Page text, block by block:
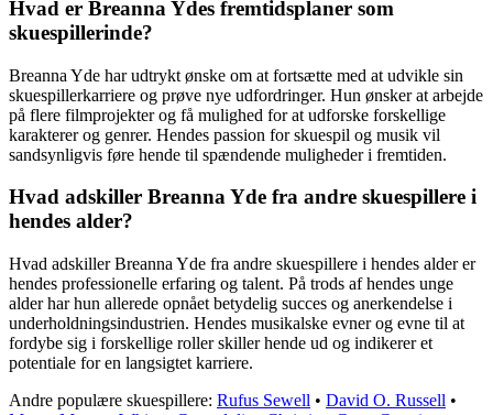
Hvad er Breanna Ydes fremtidsplaner som
skuespillerinde?
Breanna Yde har udtrykt ønske om at fortsætte med at udvikle sin
skuespillerkarriere og prøve nye udfordringer. Hun ønsker at arbejde
på flere filmprojekter og få mulighed for at udforske forskellige
karakterer og genrer. Hendes passion for skuespil og musik vil
sandsynligvis føre hende til spændende muligheder i fremtiden.
Hvad adskiller Breanna Yde fra andre skuespillere i
hendes alder?
Hvad adskiller Breanna Yde fra andre skuespillere i hendes alder er
hendes professionelle erfaring og talent. På trods af hendes unge
alder har hun allerede opnået betydelig succes og anerkendelse i
underholdningsindustrien. Hendes musikalske evner og evne til at
fordybe sig i forskellige roller skiller hende ud og indikerer et
potentiale for en langsigtet karriere.
Andre populære skuespillere: Rufus Sewell • David O. Russell •